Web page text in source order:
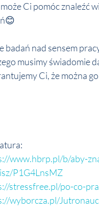
Ci pomóc znaleźć
badań nad sensem
musimy świadomie
Ci, że można
www.hbrp.pl/b/aby-
P1G4LnsMZ
stressfree.pl/po-co-
wyborcza.pl/